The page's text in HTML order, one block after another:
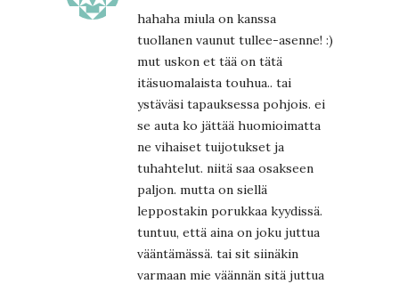
hahaha miula on kanssa
tuollanen vaunut tullee-asenne! :)
mut uskon et tää on tätä
itäsuomalaista touhua.. tai
ystäväsi tapauksessa pohjois. ei
se auta ko jättää huomioimatta
ne vihaiset tuijotukset ja
tuhahtelut. niitä saa osakseen
paljon. mutta on siellä
leppostakin porukkaa kyydissä.
tuntuu, että aina on joku juttua
vääntämässä. tai sit siinäkin
varmaan mie väännän sitä juttua